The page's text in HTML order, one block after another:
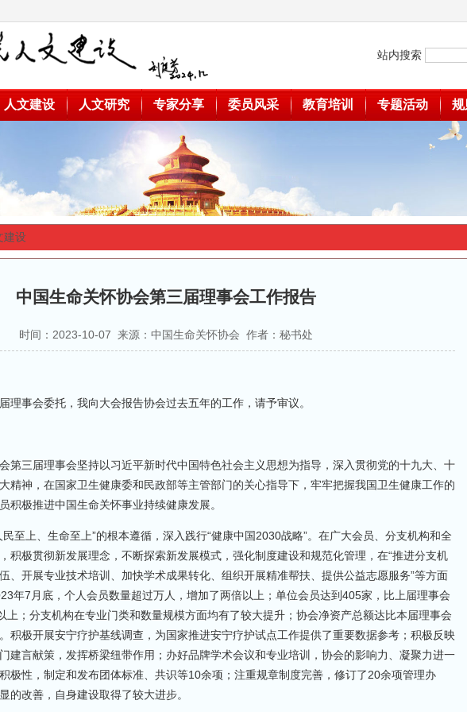
站内搜索
人文建设 人文研究 专家分享 委员风采 教育培训 专题活动 规
建设
中国生命关怀协会第三届理事会工作报告
时间：2023-10-07 来源：中国生命关怀协会 作者：秘书处
理事会委托，我向大会报告协会过去五年的工作，请予审议。
第三届理事会坚持以习近平新时代中国特色社会主义思想为指导，深入贯彻党的十九大、十
精神，在国家卫生健康委和民政部等主管部门的关心指导下，牢牢把握我国卫生健康工作的
积极推进中国生命关怀事业持续健康发展。
至上、生命至上”的根本遵循，深入践行“健康中国2030战略”。在广大会员、分支机构和全
积极贯彻新发展理念，不断探索新发展模式，强化制度建设和规范化管理，在“推进分支机
、开展专业技术培训、加快学术成果转化、组织开展精准帮扶、提供公益志愿服务”等方面
年7月底，个人会员数量超过万人，增加了两倍以上；单位会员达到405家，比上届理事会
上；分支机构在专业门类和数量规模方面均有了较大提升；协会净资产总额达比本届理事会
积极开展安宁疗护基线调查，为国家推进安宁疗护试点工作提供了重要数据参考；积极反映
建言献策，发挥桥梁纽带作用；办好品牌学术会议和专业培训，协会的影响力、凝聚力进一
极性，制定和发布团体标准、共识等10余项；注重规章制度完善，修订了20余项管理办
的改善，自身建设取得了较大进步。